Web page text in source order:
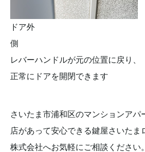
ドア外
側
レバーハンドルが元の位置に戻り、
正常にドアを開閉できます
さいたま市浦和区のマンションアパ
店があって安心できる鍵屋さいたま
株式会社へお気軽にご相談ください。